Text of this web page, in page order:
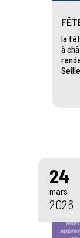
la
à
24
mars
2026